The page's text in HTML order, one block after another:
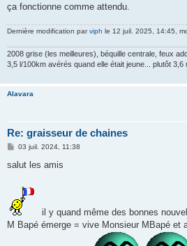
ça fonctionne comme attendu.
Dernière modification parviph le 12 juil. 2025, 14:45,
2008 grise (les meilleures), béquille centrale, feux
3,5 l/100km avérés quand elle était jeune... plutôt 3,6
Alavara
Re: graisseur de chaines
M
s
03 juil. 2024, 11:38
salut les amis
il y quand même des bonnes
M Bapé émerge = vive Monsieur MBapé et